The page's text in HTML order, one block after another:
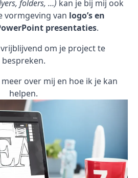
folders, …) kan je bij mij ook
vormgeving van logo’s en
presentaties.
vrijblijvend om je project te
bespreken.
over mij en hoe ik je kan
helpen.